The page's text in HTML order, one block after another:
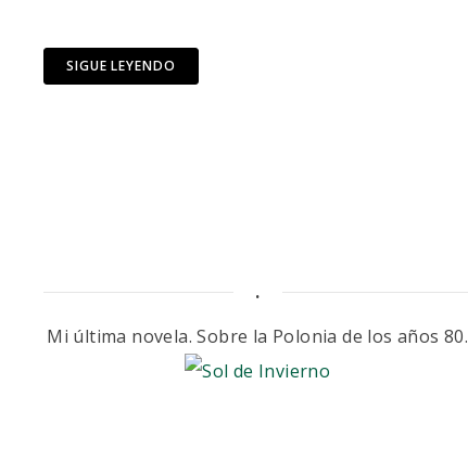
SIGUE LEYENDO
.
Mi última novela. Sobre la Polonia de los años 80.